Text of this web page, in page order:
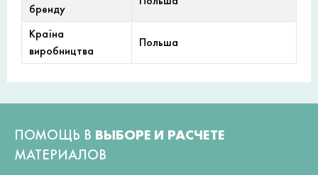
бренду
Країна
виробництва
Польша
ПОМОЩЬ В ВЫБОРЕ И РАСЧЕТЕ
МАТЕРИАЛОВ